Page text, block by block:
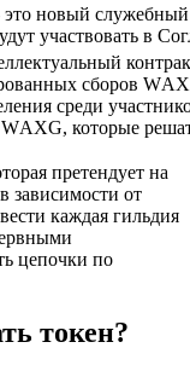
новый служебный
участвовать в
сборов
среди
которые
претендует на
зависимости от
каждая гильдия
цепочки по
токен?